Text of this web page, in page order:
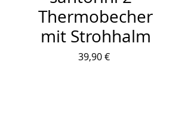
Thermobecher
mit Strohhalm
39,90 €Preis